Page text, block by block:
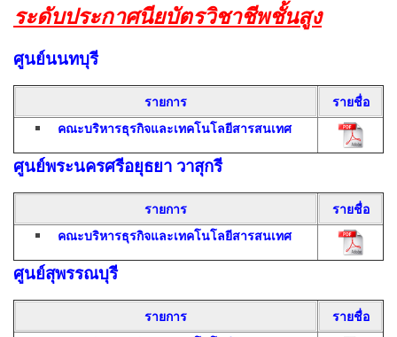
ระดับประกาศนียบัตรวิชาชีพชั้นสูง
ศูนย์นนทบุรี
รายการ
รายชื่อ
คณะบริหารธุรกิจและเทคโนโลยีสารสนเทศ
ศูนย์พระนครศรีอยุธยา วาสุกรี
รายการ
รายชื่อ
คณะบริหารธุรกิจและเทคโนโลยีสารสนเทศ
ศูนย์สุพรรณบุรี
รายการ
รายชื่อ